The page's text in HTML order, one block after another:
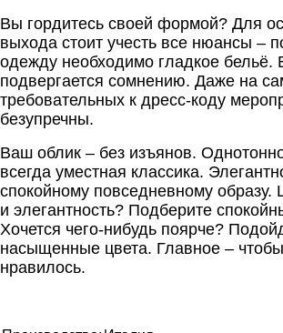
Вы гордитесь своей формой? Для
выхода стоит учесть все нюансы –
одежду необходимо гладкое бельё.
подвергается сомнению. Даже на
требовательных к дресс-коду
безупречны.
Ваш облик – без изъянов.
всегда уместная классика.
спокойному повседневному образу.
и элегантность? Подберите
Хочется чего-нибудь поярче?
насыщенные цвета. Главное –
нравилось.